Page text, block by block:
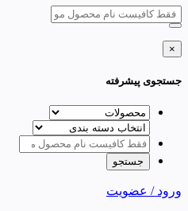
×
جستجوی پیشرفته
ورود / عضویت